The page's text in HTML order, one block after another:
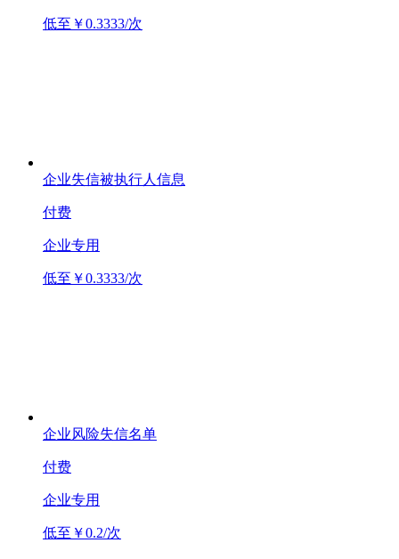
低至￥0.3333/次
企业失信被执行人信息
付费
企业专用
低至￥0.3333/次
企业风险失信名单
付费
企业专用
低至￥0.2/次